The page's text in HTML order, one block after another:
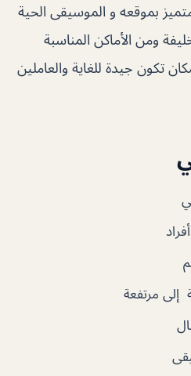
بموقعه و الموسيقى الحية
ومن الأماكن المناسبة
تكون جيدة للغاية والعاملين
إلى مرتفعة